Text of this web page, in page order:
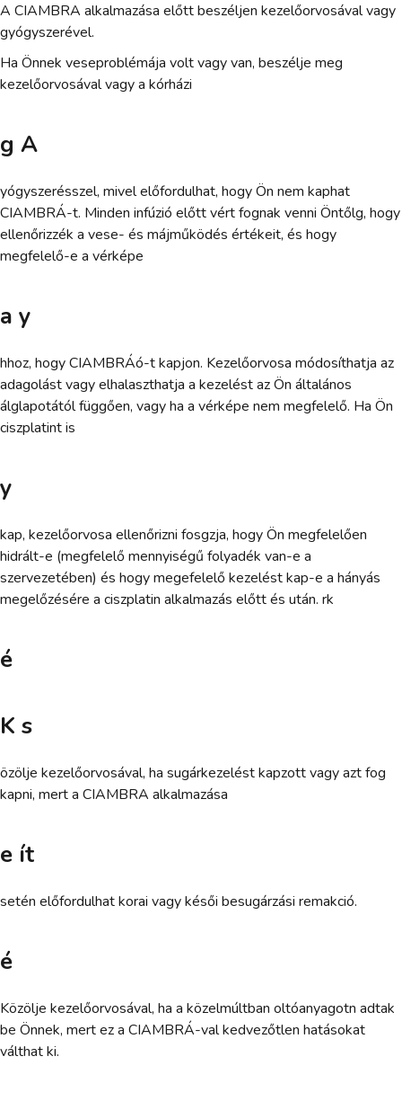
A CIAMBRA alkalmazása előtt beszéljen kezelőorvosával vagy
gyógyszerével.
Ha Önnek veseproblémája volt vagy van, beszélje meg
kezelőorvosával vagy a kórházi
g A
yógyszerésszel, mivel előfordulhat, hogy Ön nem kaphat
CIAMBRÁ-t. Minden infúzió előtt vért fognak venni Öntőlg, hogy
ellenőrizzék a vese- és májműködés értékeit, és hogy
megfelelő-e a vérképe
a y
hhoz, hogy CIAMBRÁó-t kapjon. Kezelőorvosa módosíthatja az
adagolást vagy elhalaszthatja a kezelést az Ön általános
álglapotától függően, vagy ha a vérképe nem megfelelő. Ha Ön
ciszplatint is
y
kap, kezelőorvosa ellenőrizni fosgzja, hogy Ön megfelelően
hidrált-e (megfelelő mennyiségű folyadék van-e a
szervezetében) és hogy megefelelő kezelést kap-e a hányás
megelőzésére a ciszplatin alkalmazás előtt és után. rk
é
K s
özölje kezelőorvosával, ha sugárkezelést kapzott vagy azt fog
kapni, mert a CIAMBRA alkalmazása
e ít
setén előfordulhat korai vagy késői besugárzási remakció.
é
Közölje kezelőorvosával, ha a közelmúltban oltóanyagotn adtak
be Önnek, mert ez a CIAMBRÁ-val kedvezőtlen hatásokat
válthat ki.